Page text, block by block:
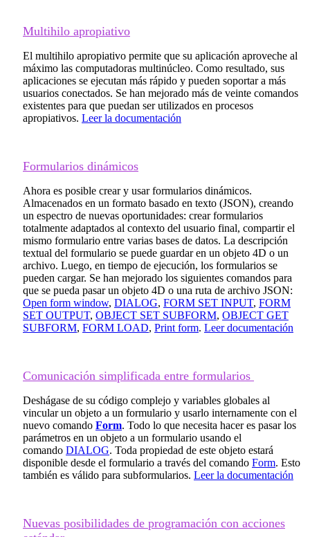
Multihilo apropiativo
El multihilo apropiativo permite que su aplicación aproveche al
máximo las computadoras multinúcleo. Como resultado, sus
aplicaciones se ejecutan más rápido y pueden soportar a más
usuarios conectados. Se han mejorado más de veinte comandos
existentes para que puedan ser utilizados en procesos
apropiativos. Leer la documentación
Formularios dinámicos
Ahora es posible crear y usar formularios dinámicos.
Almacenados en un formato basado en texto (JSON), creando
un espectro de nuevas oportunidades: crear formularios
totalmente adaptados al contexto del usuario final, compartir el
mismo formulario entre varias bases de datos. La descripción
textual del formulario se puede guardar en un objeto 4D o un
archivo. Luego, en tiempo de ejecución, los formularios se
pueden cargar. Se han mejorado los siguientes comandos para
que se pueda pasar un objeto 4D o una ruta de archivo JSON:
Open form window, DIALOG, FORM SET INPUT, FORM
SET OUTPUT, OBJECT SET SUBFORM, OBJECT GET
SUBFORM, FORM LOAD, Print form. Leer documentación
Comunicación simplificada entre formularios
Deshágase de su código complejo y variables globales al
vincular un objeto a un formulario y usarlo internamente con el
nuevo comando Form. Todo lo que necesita hacer es pasar los
parámetros en un objeto a un formulario usando el
comando DIALOG. Toda propiedad de este objeto estará
disponible desde el formulario a través del comando Form. Esto
también es válido para subformularios. Leer la documentación
Nuevas posibilidades de programación con acciones